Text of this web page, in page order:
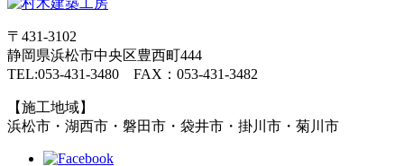
〒431-3102
静岡県浜松市中央区豊西町444
TEL:053-431-3480 FAX：053-431-3482
【施工地域】
浜松市・湖西市・磐田市・袋井市・掛川市・菊川市